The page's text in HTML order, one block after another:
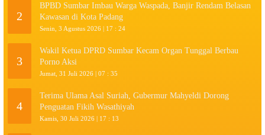
2
BPBD Sumbar Imbau Warga Waspada, Banjir Rendam Belasan
Kawasan di Kota Padang
Senin, 3 Agustus 2026 | 17 : 24
3
Wakil Ketua DPRD Sumbar Kecam Organ Tunggal Berbau
Porno Aksi
Jumat, 31 Juli 2026 | 07 : 35
4
Terima Ulama Asal Suriah, Gubermur Mahyeldi Dorong
Penguatan Fikih Wasathiyah
Kamis, 30 Juli 2026 | 17 : 13